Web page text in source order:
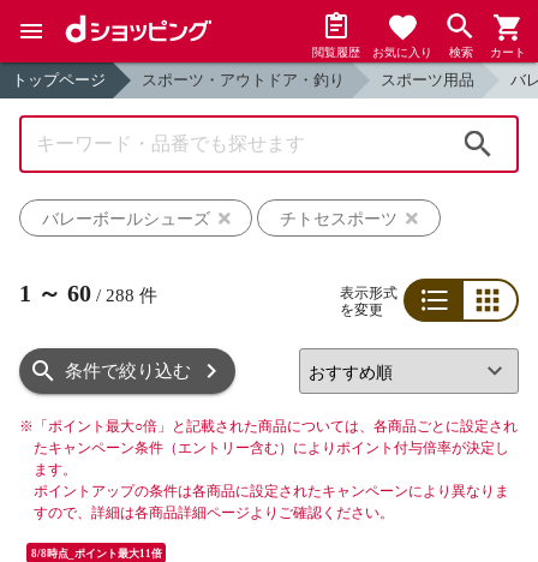
閲覧履歴 お気に入り 検索 カート
トップページ スポーツ・アウトドア・釣り スポーツ用品 バ
バレーボールシューズ
チトセスポーツ
1 ～ 60 / 288 件
表示形式
を変更
条件で絞り込む
※ 「ポイント最大○倍」と記載された商品については、各商品ごとに設定され
たキャンペーン条件（エントリー含む）によりポイント付与倍率が決定し
ます。
ポイントアップの条件は各商品に設定されたキャンペーンにより異なりま
すので、詳細は各商品詳細ページよりご確認ください。
8/8時点_ポイント最大11倍